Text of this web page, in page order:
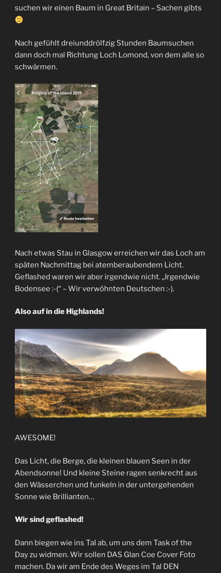
suchen wir einen Baum in Great Britain – Sachen gibts
Nach gefühlt dreiunddrölfzig Stunden Baumsuchen
dann doch mal Richtung Loch Lomond, von dem alle so
schwärmen.
Nach etwas Stau in Glasgow erreichen wir das Loch am
späten Nachmittag bei atemberaubendem Licht.
Geflashed waren wir aber irgendwie nicht. „Irgendwie
Bodensee :-(“ – Wir verwöhnten Deutschen :-).
Also auf in die Highlands!
AWESOME!
Das Licht, die Berge, die kleinen blauen Seen in der
Abendsonne! Und kleine Steine ragen senkrecht aus
den Wässerchen und funkeln in der untergehenden
Sonne wie Brillianten…
Wir sind geflashed!
Dann biegen wie ins Tal ab, um uns dem Task of the
Day zu widmen. Wir sollen DAS Glan Coe Cover Foto
machen. Da wir am Ende des Weges im Tal DEN